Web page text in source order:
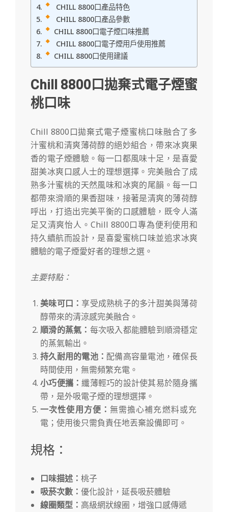
CHILL 8800口產品特色
CHILL 8800口產品參數
CHILL 8800口電子煙口味推薦
CHILL 8800口電子煙用戶使用推薦
CHILL 8800口使用建議
Chill 8800口拋棄式電子煙蜜
桃口味
Chill 8800口拋棄式電子煙蜜桃口味融合了多
汁蜜桃和清爽薄荷醇的絕妙組合，帶來冰爽果
香的電子煙體驗。每一口都風味十足，是喜愛
甜美冰爽口感人士的理想選擇。完美融合了成
熟多汁蜜桃的天然風味和冰爽的尾韻。每一口
都帶來滑順的果香甜味，接著是清爽的薄荷醇
呼出，打造出完美平衡的口感體驗，既令人滿
足又清爽怡人。Chill 8800口專為便利使用和
持久續航而設計，是喜愛蜜桃口味並追求冰爽
體驗的電子煙愛好者的理想之選。
主要特點：
美味可口： 享受成熟桃子的多汁甜美與薄荷
醇帶來的清涼感完美融合。
順滑的蒸氣： 每次吸入都能體驗到順滑穩定
的蒸氣輸出。
持久耐用的電池：配備高容量電池，確保長
時間使用，無需頻繁充電。
小巧便攜：纖薄輕巧的設計使其易於隨身攜
帶，是外吸電子煙的理想選擇。
一次性使用方便： 無需擔心補充燃料或充
電；使用後只需負責任地丟棄設備即可。
規格：
口味描述：桃子
吸菸次數：優化設計，延長吸菸體驗
線圈類型： 高級網狀線圈，增強口感傳遞